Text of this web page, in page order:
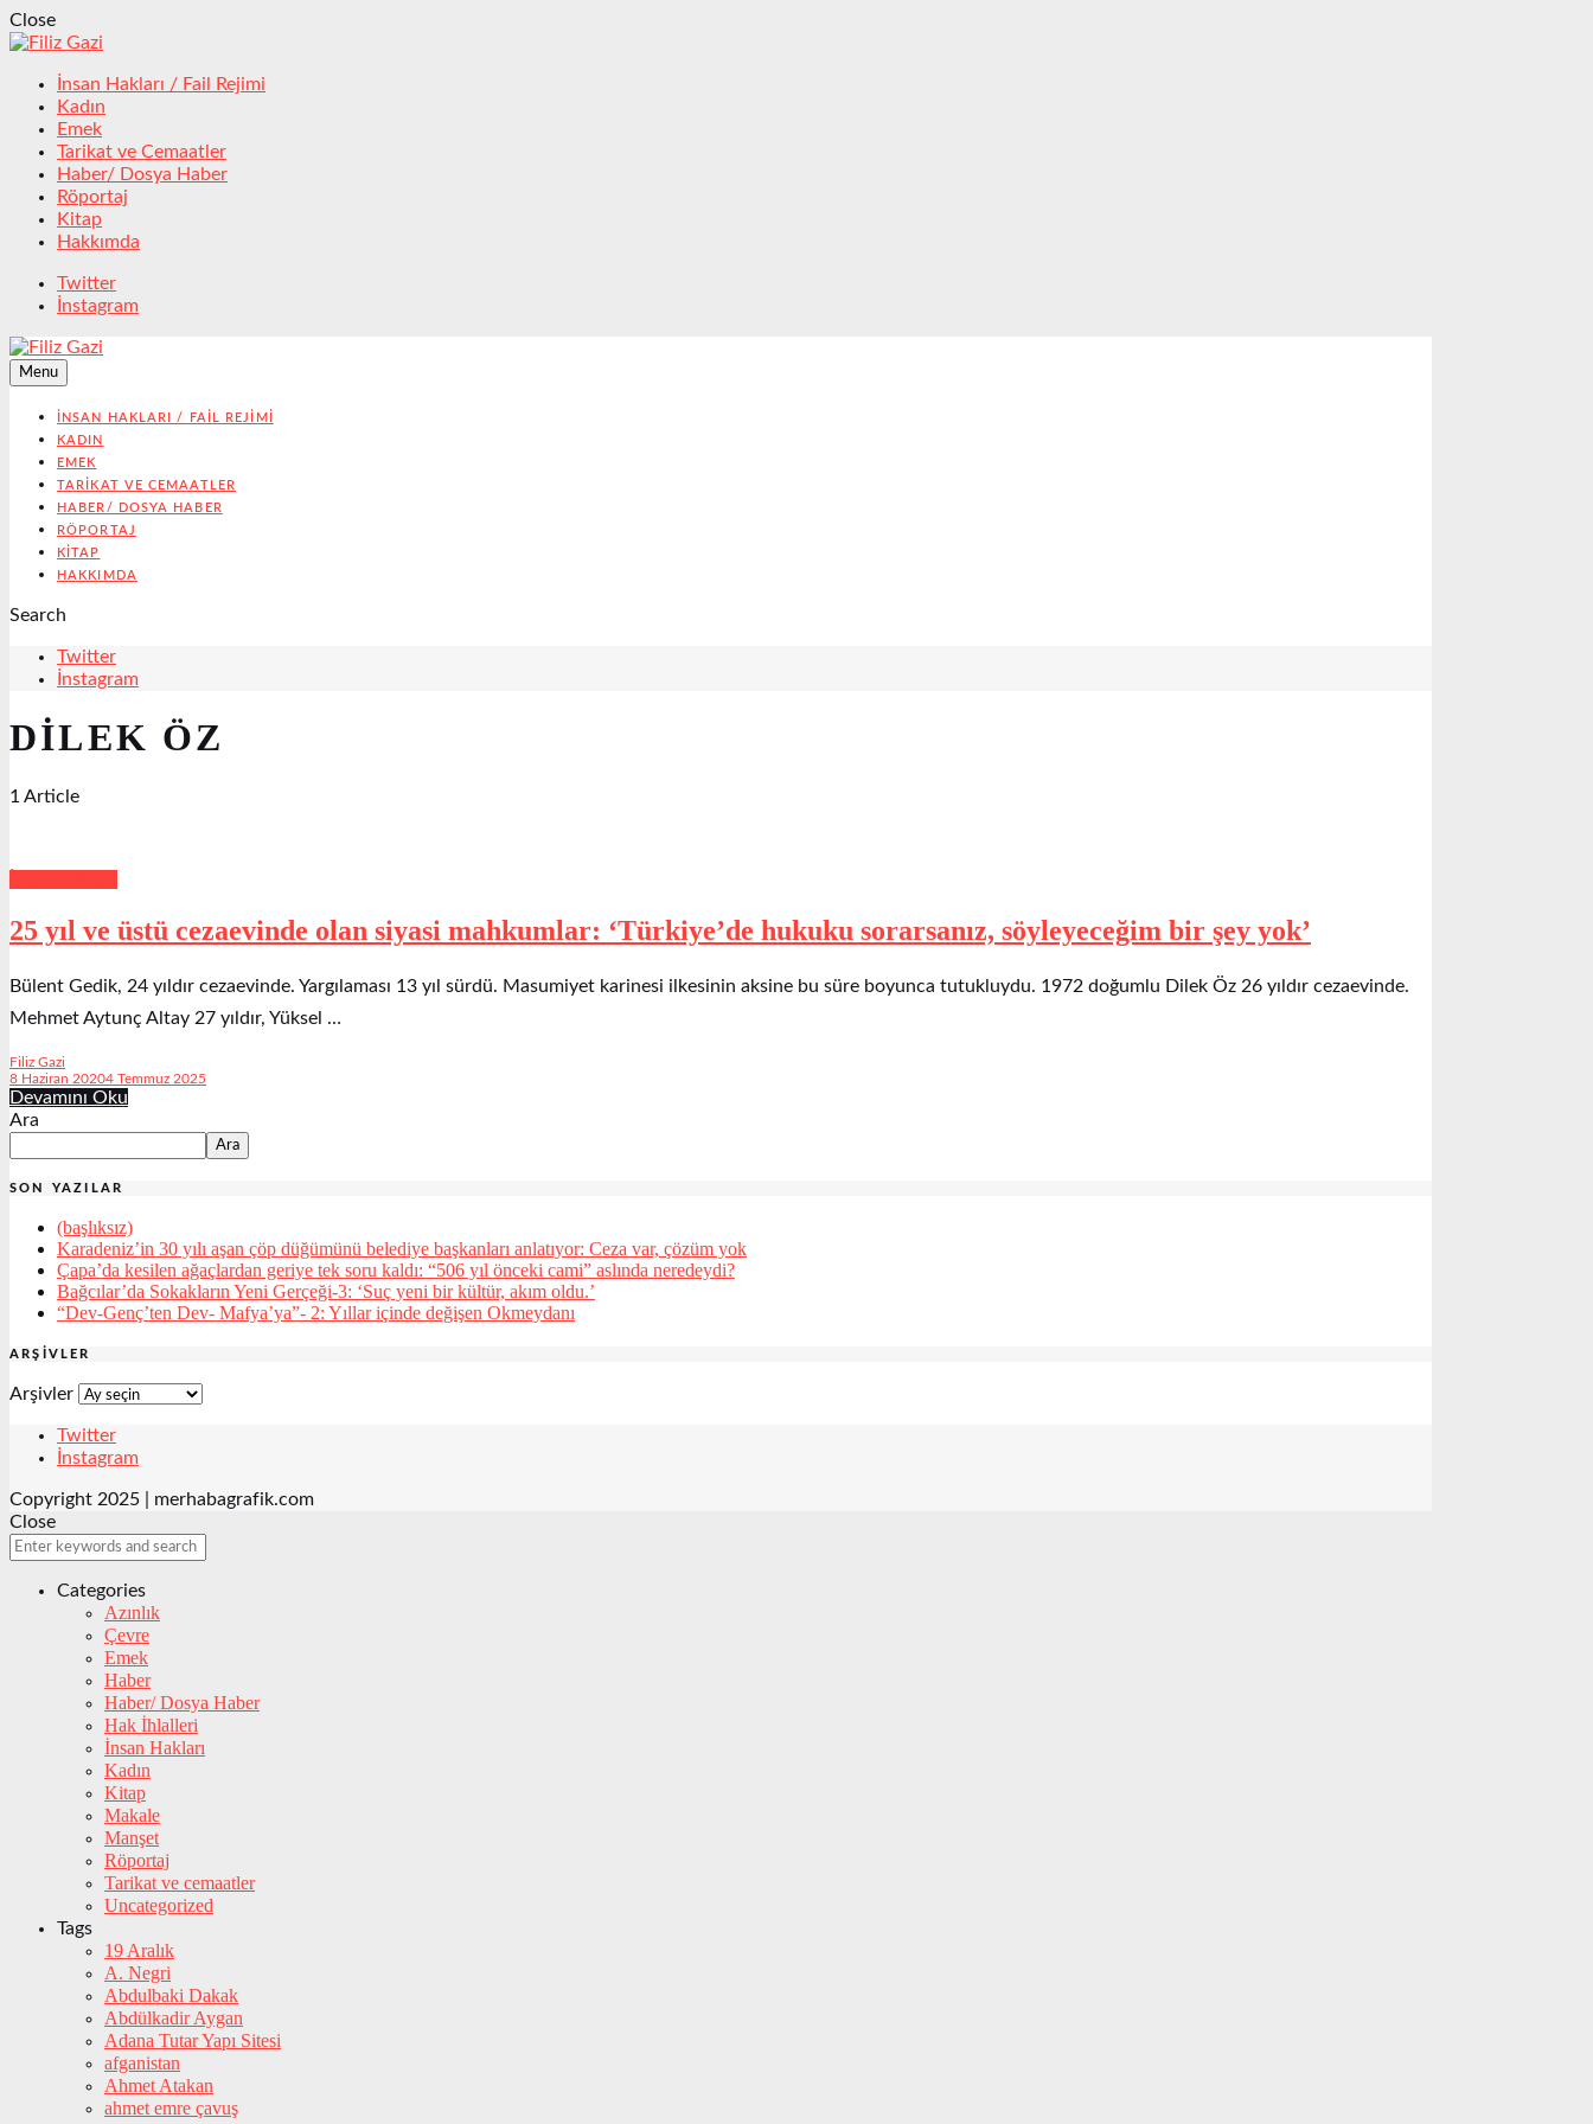
Close
İnsan Hakları / Fail Rejimi
Kadın
Emek
Tarikat ve Cemaatler
Haber/ Dosya Haber
Röportaj
Kitap
Hakkımda
Twitter
İnstagram
Menu
İNSAN HAKLARI / FAIL REJIMI
KADIN
EMEK
TARIKAT VE CEMAATLER
HABER/ DOSYA HABER
RÖPORTAJ
KITAP
HAKKIMDA
Search
Twitter
İnstagram
DILEK ÖZ
1 Article
25 yıl ve üstü cezaevinde olan siyasi mahkumlar: ‘Türkiye’de hukuku sorarsanız, söyleyeceğim bir şey yok’
Bülent Gedik, 24 yıldır cezaevinde. Yargılaması 13 yıl sürdü. Masumiyet karinesi ilkesinin aksine bu süre boyunca tutukluydu. 1972 doğumlu Dilek Öz 26 yıldır cezaevinde.
Mehmet Aytunç Altay 27 yıldır, Yüksel …
Filiz Gazi
8 Haziran 20204 Temmuz 2025
Devamını Oku
Ara
Ara
SON YAZILAR
(başlıksız)
Karadeniz’in 30 yılı aşan çöp düğümünü belediye başkanları anlatıyor: Ceza var, çözüm yok
Çapa’da kesilen ağaçlardan geriye tek soru kaldı: “506 yıl önceki cami” aslında neredeydi?
Bağcılar’da Sokakların Yeni Gerçeği-3: ‘Suç yeni bir kültür, akım oldu.’
“Dev-Genç’ten Dev- Mafya’ya”- 2: Yıllar içinde değişen Okmeydanı
ARŞIVLER
Arşivler
Twitter
İnstagram
Copyright 2025 | merhabagrafik.com
Close
Categories
Azınlık
Çevre
Emek
Haber
Haber/ Dosya Haber
Hak İhlalleri
İnsan Hakları
Kadın
Kitap
Makale
Manşet
Röportaj
Tarikat ve cemaatler
Uncategorized
Tags
19 Aralık
A. Negri
Abdulbaki Dakak
Abdülkadir Aygan
Adana Tutar Yapı Sitesi
afganistan
Ahmet Atakan
ahmet emre çavuş